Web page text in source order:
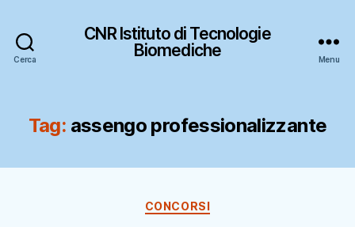
Cerca
CNR Istituto di Tecnologie
Biomediche
Menu
Tag: assengo professionalizzante
Categorie
CONCORSI